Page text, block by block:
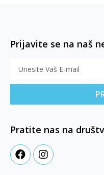
Prijavite se na naš
Pratite nas na